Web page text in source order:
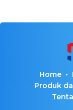
Home
Produk